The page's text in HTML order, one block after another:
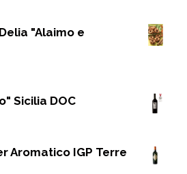
"Alaimo e
Sicilia DOC
Aromatico IGP Terre